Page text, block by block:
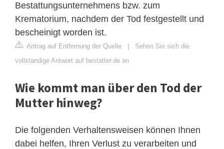
Bestattungsunternehmens bzw. zum
Krematorium, nachdem der Tod festgestellt und
bescheinigt worden ist.
Antrag auf Entfernung der Quelle | Sehen Sie sich die
vollständige Antwort auf bestatter.de an
Wie kommt man über den Tod der
Mutter hinweg?
Die folgenden Verhaltensweisen können Ihnen
dabei helfen, Ihren Verlust zu verarbeiten und